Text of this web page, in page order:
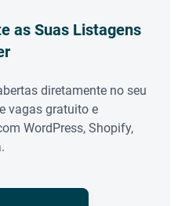
as Suas Listagens
diretamente no seu
vagas gratuito e
WordPress, Shopify,